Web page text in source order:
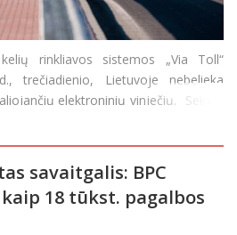
rinkliavos sistemos „Via Toll“
trečiadienio, Lietuvoje nebelieka
elektroninių vinječių. Seimui
iki 2026 m. pabaigos sumokėti
savaitgalis: BPC
18 tūkst. pagalbos